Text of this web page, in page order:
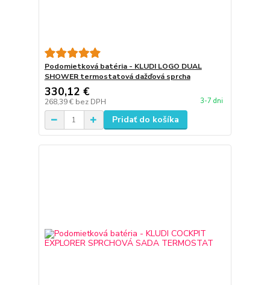
Podomietková batéria - KLUDI LOGO DUAL
SHOWER termostatová dažďová sprcha
330,12 €
268,39 € bez DPH 3-7 dni
Pridať do košíka